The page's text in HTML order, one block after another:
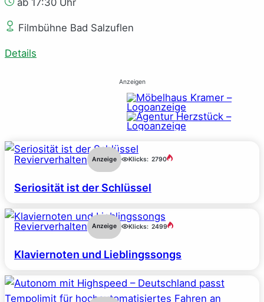
ab 17:30 Uhr
Filmbühne Bad Salzuflen
Details
Anzeigen
Revierverhalten Anzeige Klicks: 2790
Seriosität ist der Schlüssel
Revierverhalten Anzeige Klicks: 2499
Klaviernoten und Lieblingssongs